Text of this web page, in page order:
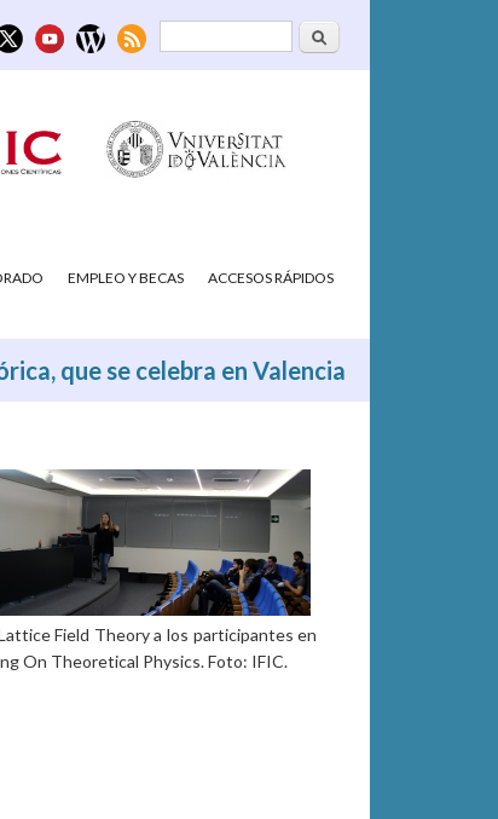
Formulario deBuscar
EMPLEO Y BECAS ACCESOS RÁPIDOS
que se celebra en Valencia
Field Theory a los participantes en
On Theoretical Physics. Foto: IFIC.